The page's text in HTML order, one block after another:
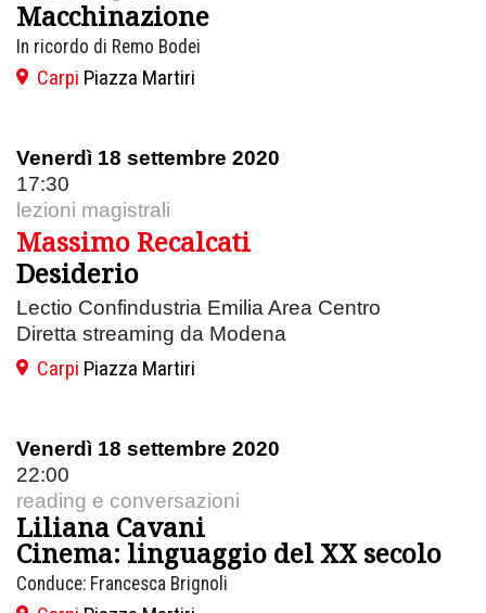
Macchinazione
In ricordo di Remo Bodei
Carpi Piazza Martiri
Venerdì 18 settembre 2020
17:30
lezioni magistrali
Massimo Recalcati
Desiderio
Lectio Confindustria Emilia Area Centro
Diretta streaming da Modena
Carpi Piazza Martiri
Venerdì 18 settembre 2020
22:00
reading e conversazioni
Liliana Cavani
Cinema: linguaggio del XX secolo
Conduce: Francesca Brignoli